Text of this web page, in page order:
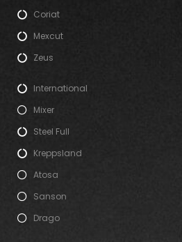
Coriat
Mexcut
Zeus
International
Mixer
Steel Full
Kreppsland
Atosa
Sanson
Drago